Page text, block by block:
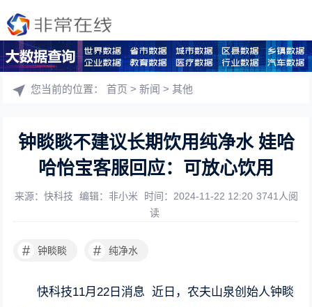
您当前的位置：首页 >新闻 >其他
钟睒睒不建议长期饮用纯净水 娃哈
哈怡宝客服回应：可放心饮用
来源：快科技 编辑：非小米 时间：2024-11-22 12:20 3741人阅
读
# 钟睒睒 # 纯净水
快科技11月22日消息 近日，农夫山泉创始人钟睒